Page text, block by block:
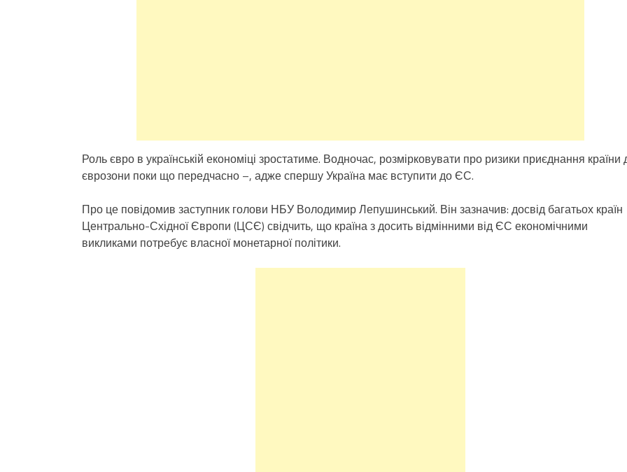
Роль євро в українській економіці зростатиме. Водночас, розмірковувати про ризики приєднання країни
єврозони поки що передчасно –, адже спершу Україна має вступити до ЄС.
Про це повідомив заступник голови НБУ Володимир Лепушинський. Він зазначив: досвід багатьох країн
Центрально-Східної Європи (ЦСЄ) свідчить, що країна з досить відмінними від ЄС економічними
викликами потребує власної монетарної політики.